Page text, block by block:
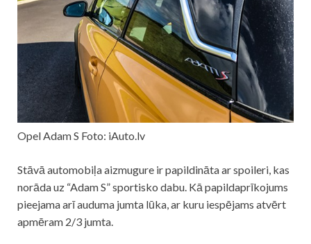
Opel Adam S Foto: iAuto.lv
Stāvā automobiļa aizmugure ir papildināta ar spoileri, kas
norāda uz “Adam S” sportisko dabu. Kā papildaprīkojums
pieejama arī auduma jumta lūka, ar kuru iespējams atvērt
apmēram 2/3 jumta.